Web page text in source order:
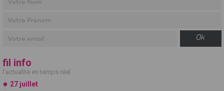
Ok
fil info
l'actualité en temps réel
27 juillet